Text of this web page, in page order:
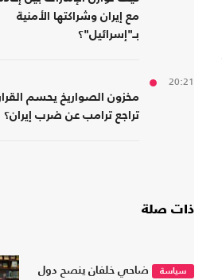
مع إيران وشراكتها الأمنية
بـ"إسرائيل"؟
20:21
مخزون الصواريخ يحسم
تراجع ترامب عن ضرب إيران؟
ذات صلة
سياسة
ضاحي خلفان ينصح دول